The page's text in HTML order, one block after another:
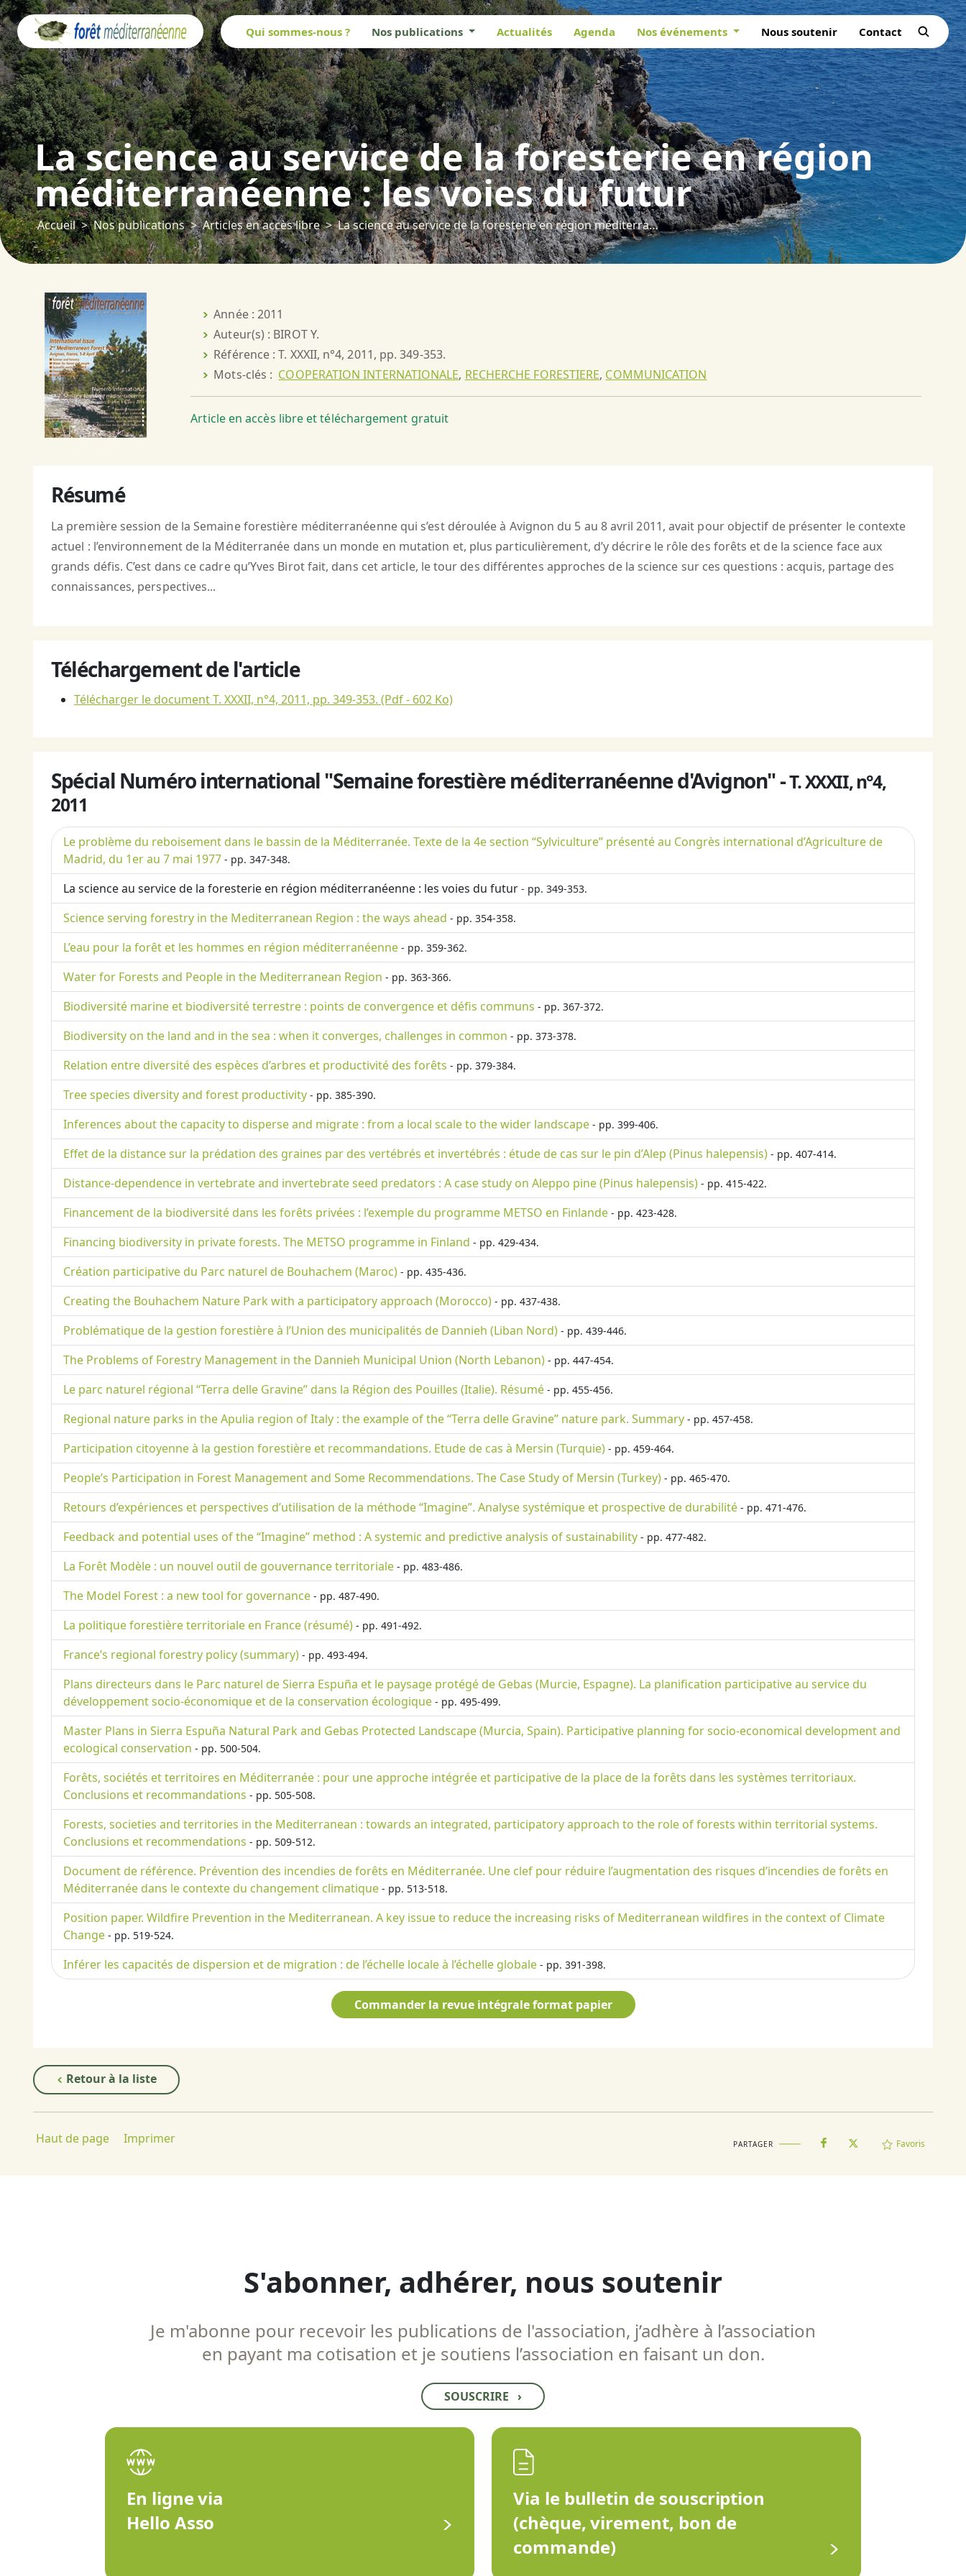
Qui sommes-nous ? Nos publications Actualités Agenda Nos événements Nous soutenir Contact
La science au service de la foresterie en région
méditerranéenne : les voies du futur
Accueil Nos publications Articles en accès libre La science au service de la foresterie en région méditerranéenne : les voies du futur
Année : 2011
Auteur(s) : BIROT Y.
Référence : T. XXXII, n°4, 2011, pp. 349-353.
Mots-clés : COOPERATION INTERNATIONALE, RECHERCHE FORESTIERE, COMMUNICATION
Article en accès libre et téléchargement gratuit
Résumé
La première session de la Semaine forestière méditerranéenne qui s’est déroulée à Avignon du 5 au 8 avril 2011, avait pour objectif de présenter le contexte
actuel : l’environnement de la Méditerranée dans un monde en mutation et, plus particulièrement, d’y décrire le rôle des forêts et de la science face aux
grands défis. C’est dans ce cadre qu’Yves Birot fait, dans cet article, le tour des différentes approches de la science sur ces questions : acquis, partage des
connaissances, perspectives...
Téléchargement de l'article
Télécharger le document T. XXXII, n°4, 2011, pp. 349-353. (Pdf - 602 Ko)
Spécial Numéro international "Semaine forestière méditerranéenne d'Avignon" -T. XXXII, n°4,
2011
Le problème du reboisement dans le bassin de la Méditerranée. Texte de la 4e section “Sylviculture” présenté au Congrès international d’Agriculture de
Madrid, du 1er au 7 mai 1977 - pp. 347-348.
La science au service de la foresterie en région méditerranéenne : les voies du futur - pp. 349-353.
Science serving forestry in the Mediterranean Region : the ways ahead - pp. 354-358.
L’eau pour la forêt et les hommes en région méditerranéenne - pp. 359-362.
Water for Forests and People in the Mediterranean Region - pp. 363-366.
Biodiversité marine et biodiversité terrestre : points de convergence et défis communs - pp. 367-372.
Biodiversity on the land and in the sea : when it converges, challenges in common - pp. 373-378.
Relation entre diversité des espèces d’arbres et productivité des forêts - pp. 379-384.
Tree species diversity and forest productivity - pp. 385-390.
Inferences about the capacity to disperse and migrate : from a local scale to the wider landscape - pp. 399-406.
Effet de la distance sur la prédation des graines par des vertébrés et invertébrés : étude de cas sur le pin d’Alep (Pinus halepensis) - pp. 407-414.
Distance-dependence in vertebrate and invertebrate seed predators : A case study on Aleppo pine (Pinus halepensis) - pp. 415-422.
Financement de la biodiversité dans les forêts privées : l’exemple du programme METSO en Finlande - pp. 423-428.
Financing biodiversity in private forests. The METSO programme in Finland - pp. 429-434.
Création participative du Parc naturel de Bouhachem (Maroc) - pp. 435-436.
Creating the Bouhachem Nature Park with a participatory approach (Morocco) - pp. 437-438.
Problématique de la gestion forestière à l’Union des municipalités de Dannieh (Liban Nord) - pp. 439-446.
The Problems of Forestry Management in the Dannieh Municipal Union (North Lebanon) - pp. 447-454.
Le parc naturel régional “Terra delle Gravine” dans la Région des Pouilles (Italie). Résumé - pp. 455-456.
Regional nature parks in the Apulia region of Italy : the example of the “Terra delle Gravine” nature park. Summary - pp. 457-458.
Participation citoyenne à la gestion forestière et recommandations. Etude de cas à Mersin (Turquie) - pp. 459-464.
People’s Participation in Forest Management and Some Recommendations. The Case Study of Mersin (Turkey) - pp. 465-470.
Retours d’expériences et perspectives d’utilisation de la méthode “Imagine”. Analyse systémique et prospective de durabilité - pp. 471-476.
Feedback and potential uses of the “Imagine” method : A systemic and predictive analysis of sustainability - pp. 477-482.
La Forêt Modèle : un nouvel outil de gouvernance territoriale - pp. 483-486.
The Model Forest : a new tool for governance - pp. 487-490.
La politique forestière territoriale en France (résumé) - pp. 491-492.
France’s regional forestry policy (summary) - pp. 493-494.
Plans directeurs dans le Parc naturel de Sierra Espuña et le paysage protégé de Gebas (Murcie, Espagne). La planification participative au service du
développement socio-économique et de la conservation écologique - pp. 495-499.
Master Plans in Sierra Espuña Natural Park and Gebas Protected Landscape (Murcia, Spain). Participative planning for socio-economical development and
ecological conservation - pp. 500-504.
Forêts, sociétés et territoires en Méditerranée : pour une approche intégrée et participative de la place de la forêts dans les systèmes territoriaux.
Conclusions et recommandations - pp. 505-508.
Forests, societies and territories in the Mediterranean : towards an integrated, participatory approach to the role of forests within territorial systems.
Conclusions et recommendations - pp. 509-512.
Document de référence. Prévention des incendies de forêts en Méditerranée. Une clef pour réduire l’augmentation des risques d’incendies de forêts en
Méditerranée dans le contexte du changement climatique - pp. 513-518.
Position paper. Wildfire Prevention in the Mediterranean. A key issue to reduce the increasing risks of Mediterranean wildfires in the context of Climate
Change - pp. 519-524.
Inférer les capacités de dispersion et de migration : de l’échelle locale à l’échelle globale - pp. 391-398.
Commander la revue intégrale format papier
Retour à la liste
Haut de page Imprimer PARTAGER Favoris
S'abonner, adhérer, nous soutenir
Je m'abonne pour recevoir les publications de l'association, j’adhère à l’association
en payant ma cotisation et je soutiens l’association en faisant un don.
SOUSCRIRE ›
En ligne via
Hello Asso
Via le bulletin de souscription
(chèque, virement, bon de
commande)
Panneau de gestion des cookies